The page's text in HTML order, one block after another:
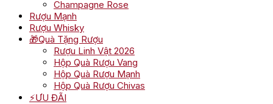
Champagne Rose
Rượu Mạnh
Rượu Whisky
🎁Quà Tặng Rượu
Rượu Linh Vật 2026
Hộp Quà Rượu Vang
Hộp Quà Rượu Mạnh
Hộp Quà Rượu Chivas
⚡ƯU ĐÃI